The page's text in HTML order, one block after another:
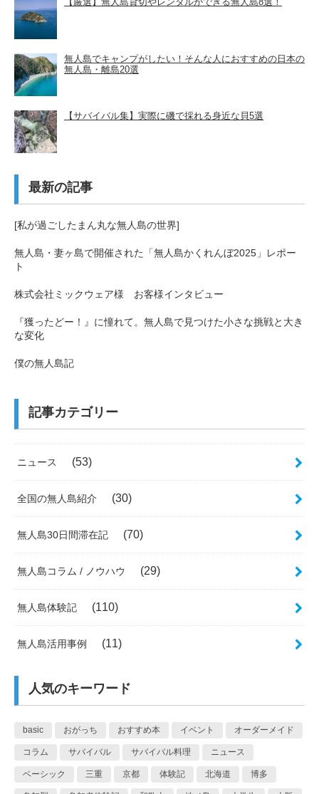
無人島でキャンプがしたい！そんな人におすすめの日本の
無人島・離島20選
【サバイバル集】実際に磯で採れる身近な貝5選
最新の記事
[私が過ごしたまん丸な無人島の世界]
無人島・妻ヶ島で開催された「無人島かくれんぼ2025」レポー
ト
株式会社ミックウェア様 お客様インタビュー
『獲ったどー！』に憧れて。無人島で見つけた小さな挑戦と大き
な変化
僕の無人島記
記事カテゴリー
ニュース (53)
全国の無人島紹介 (30)
無人島30日間滞在記 (70)
無人島コラム / ノウハウ (29)
無人島体験記 (110)
無人島活用事例 (11)
人気のキーワード
basic おがっち おすすめ本 イベント オーダーメイド
コラム サバイバル サバイバル料理 ニュース
ベーシック 三重 京都 体験記 北海道 博多